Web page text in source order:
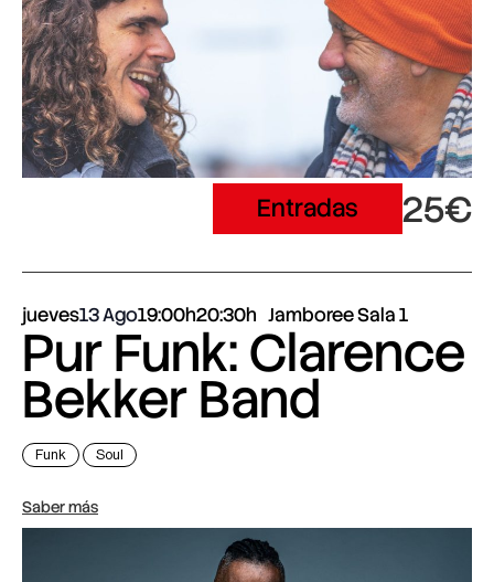
Entradas 25€
jueves13 Ago19:00h20:30h Jamboree Sala 1
Pur Funk: Clarence
Bekker Band
Funk Soul
Saber más